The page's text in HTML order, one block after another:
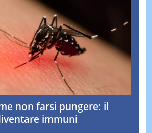
non farsi pungere: il
immuni